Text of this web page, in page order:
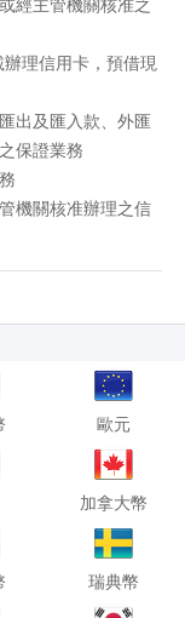
經主管機關核准之
理信用卡，預借現
出及匯入款、外匯
保證業務
機關核准辦理之信
歐元
加拿大幣
瑞典幣